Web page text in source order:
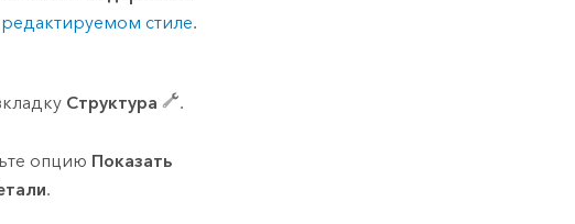
стиле.
Структура .
опцию Показать
.